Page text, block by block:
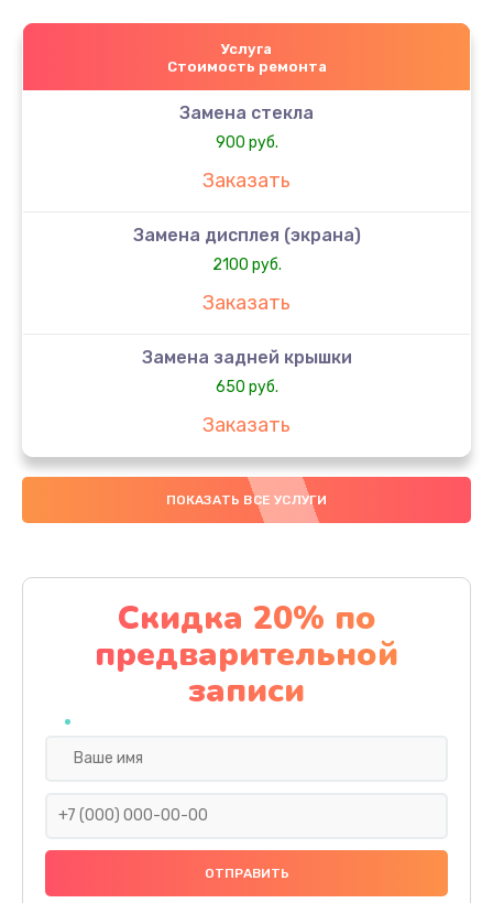
Услуга
Стоимость ремонта
Замена стекла
900 руб.
Заказать
Замена дисплея (экрана)
2100 руб.
Заказать
Замена задней крышки
650 руб.
Заказать
Замена аккумулятора
4000 руб.
Замена материнской платы
1100 руб.
Заказать
Замена праймера
1000 руб.
ПОКАЗАТЬ ВСЕ УСЛУГИ
Скидка 20% по
предварительной
записи